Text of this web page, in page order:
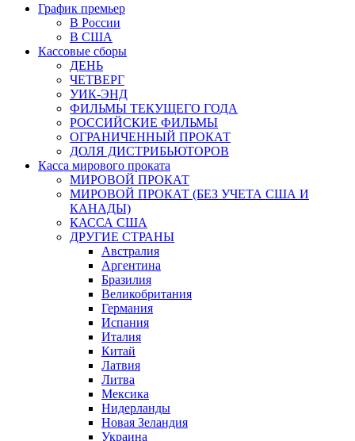
График премьер
В России
В США
Кассовые сборы
ДЕНЬ
ЧЕТВЕРГ
УИК-ЭНД
ФИЛЬМЫ ТЕКУЩЕГО ГОДА
РОССИЙСКИЕ ФИЛЬМЫ
ОГРАНИЧЕННЫЙ ПРОКАТ
ДОЛЯ ДИСТРИБЬЮТОРОВ
Касса мирового проката
МИРОВОЙ ПРОКАТ
МИРОВОЙ ПРОКАТ (БЕЗ УЧЕТА США И
КАНАДЫ)
КАССА США
ДРУГИЕ СТРАНЫ
Австралия
Аргентина
Бразилия
Великобритания
Германия
Испания
Италия
Китай
Латвия
Литва
Мексика
Нидерланды
Новая Зеландия
Украина